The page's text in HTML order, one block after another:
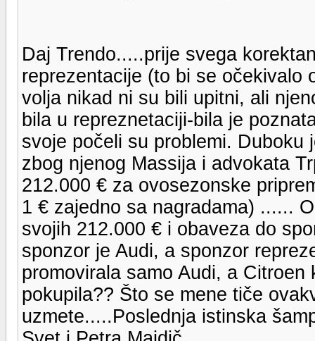
Daj Trendo.....prije svega
reprezentacije (to bi se očekivalo
volja nikad ni su bili upitni, ali
bila u repreznetaciji-bila je
svoje počeli su problemi. Duboku
zbog njenog Massija i advokata
212.000 € za ovosezonske
1 € zajedno sa nagradama) ......
svojih 212.000 € i obaveza do
sponzor je Audi, a sponzor
promovirala samo Audi, a
pokupila?? Što se mene tiče
uzmete.....Poslednja istinska